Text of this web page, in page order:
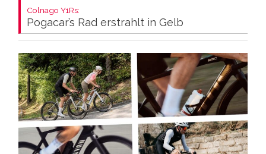
Colnago Y1Rs:
Pogacar’s Rad erstrahlt in Gelb